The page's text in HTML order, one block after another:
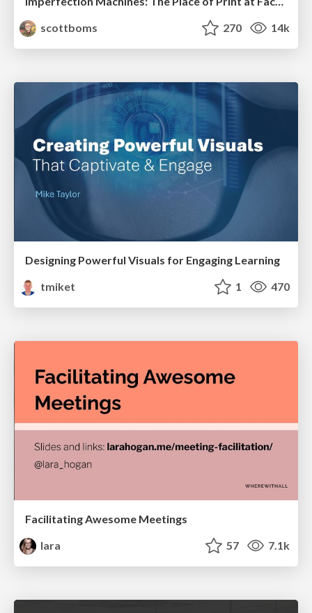
scottboms
270 14k
Designing Powerful Visuals for Engaging Learning
tmiket
1 470
Facilitating Awesome Meetings
lara
57 7.1k